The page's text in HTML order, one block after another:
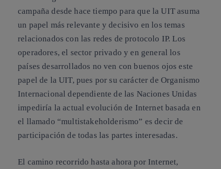
campaña desde hace tiempo para que la UIT asuma
un papel más relevante y decisivo en los temas
relacionados con las redes de protocolo IP. Los
operadores, el sector privado y en general los
países desarrollados no ven con buenos ojos este
papel de la UIT, pues por su carácter de Organismo
Internacional dependiente de las Naciones Unidas
impediría la actual evolución de Internet basada en
el llamado “multistakeholderismo” es decir de
participación de todas las partes interesadas.
El camino recorrido hasta ahora por Internet,